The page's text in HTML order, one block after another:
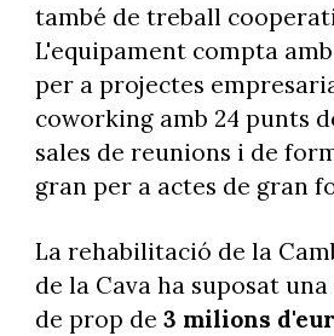
també de treball
L'equipament compta
per a projectes
coworking amb 24 punts
sales de reunions i de
gran per a actes de gran
La rehabilitació de la
de la Cava ha suposat
de prop de 3 milions